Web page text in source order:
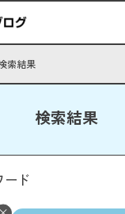
索結果
検索結果
ード